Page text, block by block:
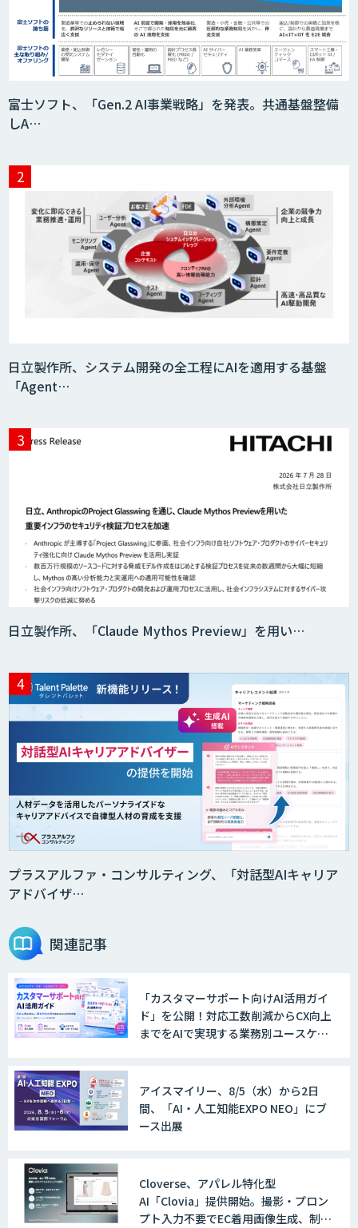
富士ソフト、「Gen.2 AI事業戦略」を発表。共通基盤整備
しA…
日立製作所、システム開発の全工程にAIを適用する基盤
「Agent…
日立製作所、「Claude Mythos Preview」を用い…
プラスアルファ・コンサルティング、「対話型AIキャリア
アドバイザ…
関連記事
「カスタマーサポート向けAI活用ガイ
ド」を公開！対応工数削減からCX向上
までをAIで実現する業務別ユースケー
アイスマイリー、8/5（水）から2日
間、「AI・人工知能EXPO NEO」にブ
ース出展
Cloverse、アパレル特化型
AI「Clovia」提供開始。撮影・プロン
プト入力不要でEC着用画像生成、制作